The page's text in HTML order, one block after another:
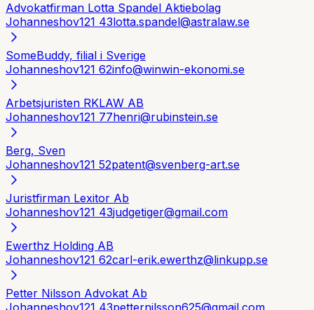
Advokatfirman Lotta Spandel Aktiebolag
Johanneshov121 43lotta.spandel@astralaw.se
SomeBuddy, filial i Sverige
Johanneshov121 62info@winwin-ekonomi.se
Arbetsjuristen RKLAW AB
Johanneshov121 77henri@rubinstein.se
Berg, Sven
Johanneshov121 52patent@svenberg-art.se
Juristfirman Lexitor Ab
Johanneshov121 43judgetiger@gmail.com
Ewerthz Holding AB
Johanneshov121 62carl-erik.ewerthz@linkupp.se
Petter Nilsson Advokat Ab